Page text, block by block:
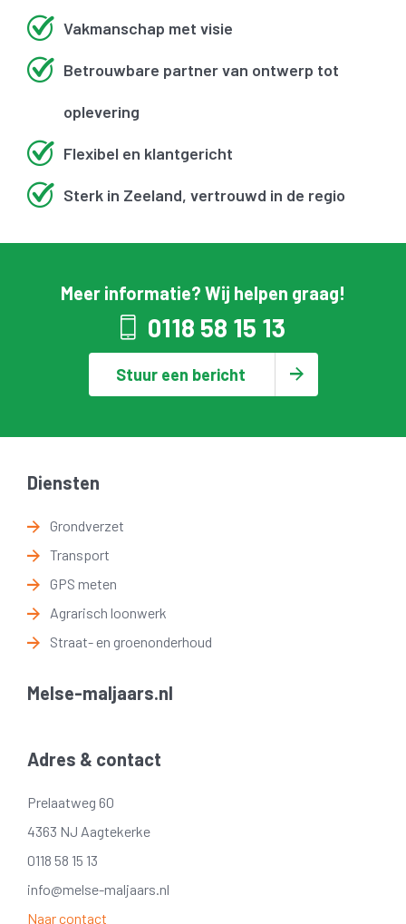
Vakmanschap met visie
Betrouwbare partner van ontwerp tot
oplevering
Flexibel en klantgericht
Sterk in Zeeland, vertrouwd in de regio
Meer informatie? Wij helpen graag!
0118 58 15 13
Stuur een bericht
Diensten
Grondverzet
Transport
GPS meten
Agrarisch loonwerk
Straat- en groenonderhoud
Melse-maljaars.nl
Adres & contact
Prelaatweg 60
4363 NJ Aagtekerke
0118 58 15 13
info@melse-maljaars.nl
Naar contact